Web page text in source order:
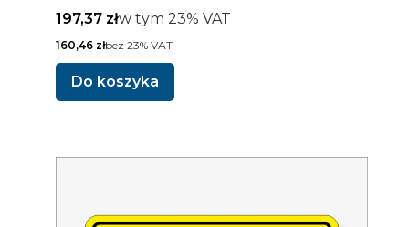
pełnego otwarcia
Cena brutto
197,37 złw tym %s VAT
w tym 23% VAT
Cena netto
160,46 złbez 23% VAT
Do koszyka